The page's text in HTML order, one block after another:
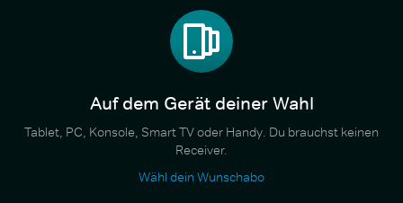
Auf dem Gerät deiner Wahl
Tablet, PC, Konsole, Smart TV oder Handy. Du brauchst keinen
Receiver.
Wähl dein Wunschabo